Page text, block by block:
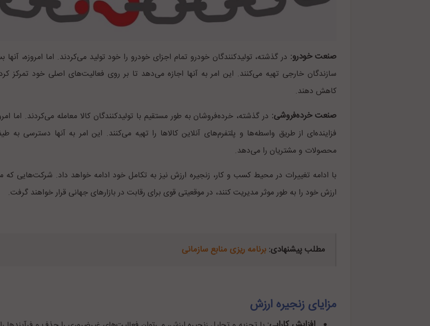
صنعت خودرو: در گذشته، تولیدکنندگان خودرو تمام اجزای خودرو را خود تولید می‌کردند. اما امروزه، آنها
سازندگان خارجی تهیه می‌کنند. این امر به آنها اجازه می‌دهد تا بر روی فعالیت‌های اصلی خود تمرکز
کاهش دهند.
صنعت خرده‌فروشی: در گذشته، خرده‌فروشان به طور مستقیم با تولیدکنندگان کالا معامله می‌کردند. اما
فزاینده‌ای از طریق واسطه‌ها و پلتفرم‌های آنلاین کالاها را تهیه می‌کنند. این امر به آنها دسترسی به
محصولات و مشتریان را می‌دهد.
با ادامه تغییرات در محیط کسب و کار، زنجیره ارزش نیز به تکامل خود ادامه خواهد داد. شرکت‌هایی که
ارزش خود را به طور موثر مدیریت کنند، در موقعیتی قوی برای رقابت در بازارهای جهانی قرار خواهند گرفت.
مطلب پیشنهادی: برنامه ریزی منابع سازمانی
مزایای زنجیره ارزش